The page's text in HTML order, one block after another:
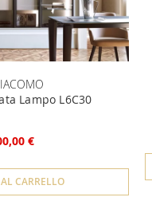
Lampo L6C30
€
CARRELLO